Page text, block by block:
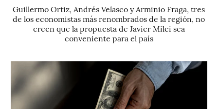
Guillermo Ortiz, Andrés Velasco y Arminio Fraga, tres
de los economistas más renombrados de la región, no
creen que la propuesta de Javier Milei sea
conveniente para el país